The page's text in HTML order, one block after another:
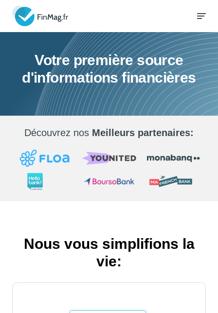
Votre première source
d'informations financières
Découvrez nos Meilleurs partenaires:
Nous vous simplifions la
vie: